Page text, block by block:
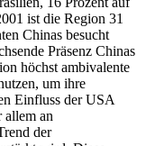
ist die Region 31
Chinas besucht
Präsenz Chinas
höchst ambivalente
um ihre
Einfluss der USA
allem an
der